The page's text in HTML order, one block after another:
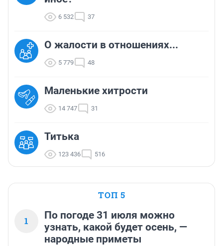
6 532 37
О жалости в отношениях...
5 779 48
Маленькие хитрости
14 747 31
Титька
123 436 516
ТОП 5
1
По погоде 31 июля можно
узнать, какой будет осень, —
народные приметы